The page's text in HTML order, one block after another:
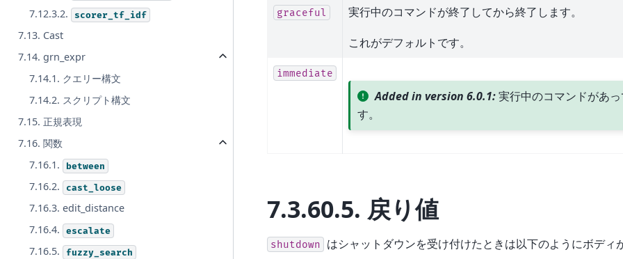
7.12.3.2. scorer_tf_idf
7.13. Cast
7.14. grn_expr
7.14.1. クエリー構文
7.14.2. スクリプト構文
7.15. 正規表現
7.16. 関数
7.16.1.
between
7.16.2. cast_loose
7.16.3. edit_distance
7.16.4.
escalate
7.16.5. fuzzy_search
graceful 実行中のコマンドが終了してから終了します。
これがデフォルトです。
immediate
Added in version 6.0.1:実行中のコマンドがあ
す。
7.3.60.5. 戻り値
shutdown はシャットダウンを受け付けたときは以下のようにボディ